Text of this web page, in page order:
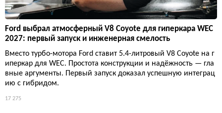
Ford выбрал атмосферный V8 Coyote для гиперкара WEC
2027: первый запуск и инженерная смелость
Вместо турбо-мотора Ford ставит 5.4-литровый V8 Coyote на г
иперкар для WEC. Простота конструкции и надёжность — гла
вные аргументы. Первый запуск доказал успешную интеграц
ию с гибридом.
17 275